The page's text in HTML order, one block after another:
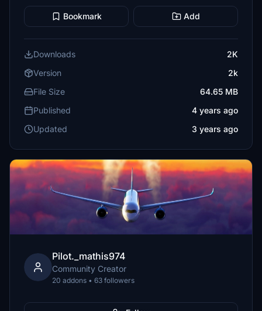
Bookmark Add
Downloads
2K
Version
2k
File Size
64.65 MB
Published
4 years ago
Updated
3 years ago
Pilot._mathis974
Community Creator
20 addons • 63 followers